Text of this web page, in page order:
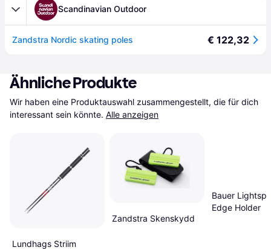
Scandinavian Outdoor
Zandstra Nordic skating poles € 122,32
Ähnliche Produkte
Wir haben eine Produktauswahl zusammengestellt, die für dich
interessant sein könnte. Alle anzeigen
Lundhags Striim
Zandstra Skenskydd
Bauer
Edge Holder